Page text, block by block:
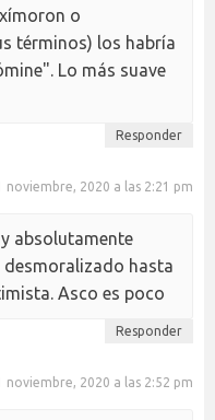
o
términos) los habría
Lo más suave
Responder
noviembre, 2020 a las 2:21 pm
absolutamente
hasta
Asco es poco
Responder
noviembre, 2020 a las 2:52 pm